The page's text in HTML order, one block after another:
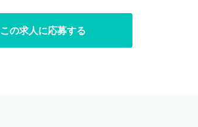
この求人に応募する